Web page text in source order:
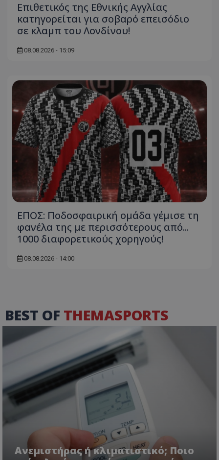
Επιθετικός της Εθνικής Αγγλίας
κατηγορείται για σοβαρό επεισόδιο
σε κλαμπ του Λονδίνου!
08.08.2026 - 15:09
ΕΠΟΣ: Ποδοσφαιρική ομάδα γέμισε τη
φανέλα της με περισσότερους από...
1000 διαφορετικούς χορηγούς!
08.08.2026 - 14:00
BEST OF THEMASPORTS
Ανεμιστήρας ή κλιματιστικό; Ποιο